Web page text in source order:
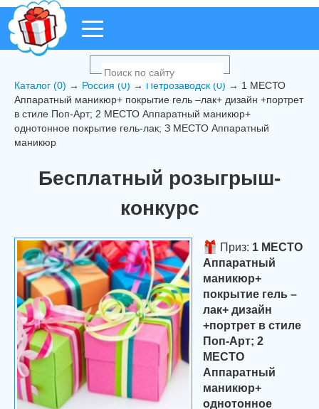
Каталог (0) → Россия (0) → Петрозаводск (0) → 1 МЕСТО
Аппаратный маникюр+ покрытие гель –лак+ дизайн +портрет
в стиле Поп-Арт; 2 МЕСТО Аппаратный маникюр+
однотонное покрытие гель-лак; З МЕСТО Аппаратный
маникюр
Бесплатный розыгрыш-
конкурс
Приз: 1 МЕСТО
Аппаратный
маникюр+
покрытие гель –
лак+ дизайн
+портрет в стиле
Поп-Арт; 2
МЕСТО
Аппаратный
маникюр+
однотонное